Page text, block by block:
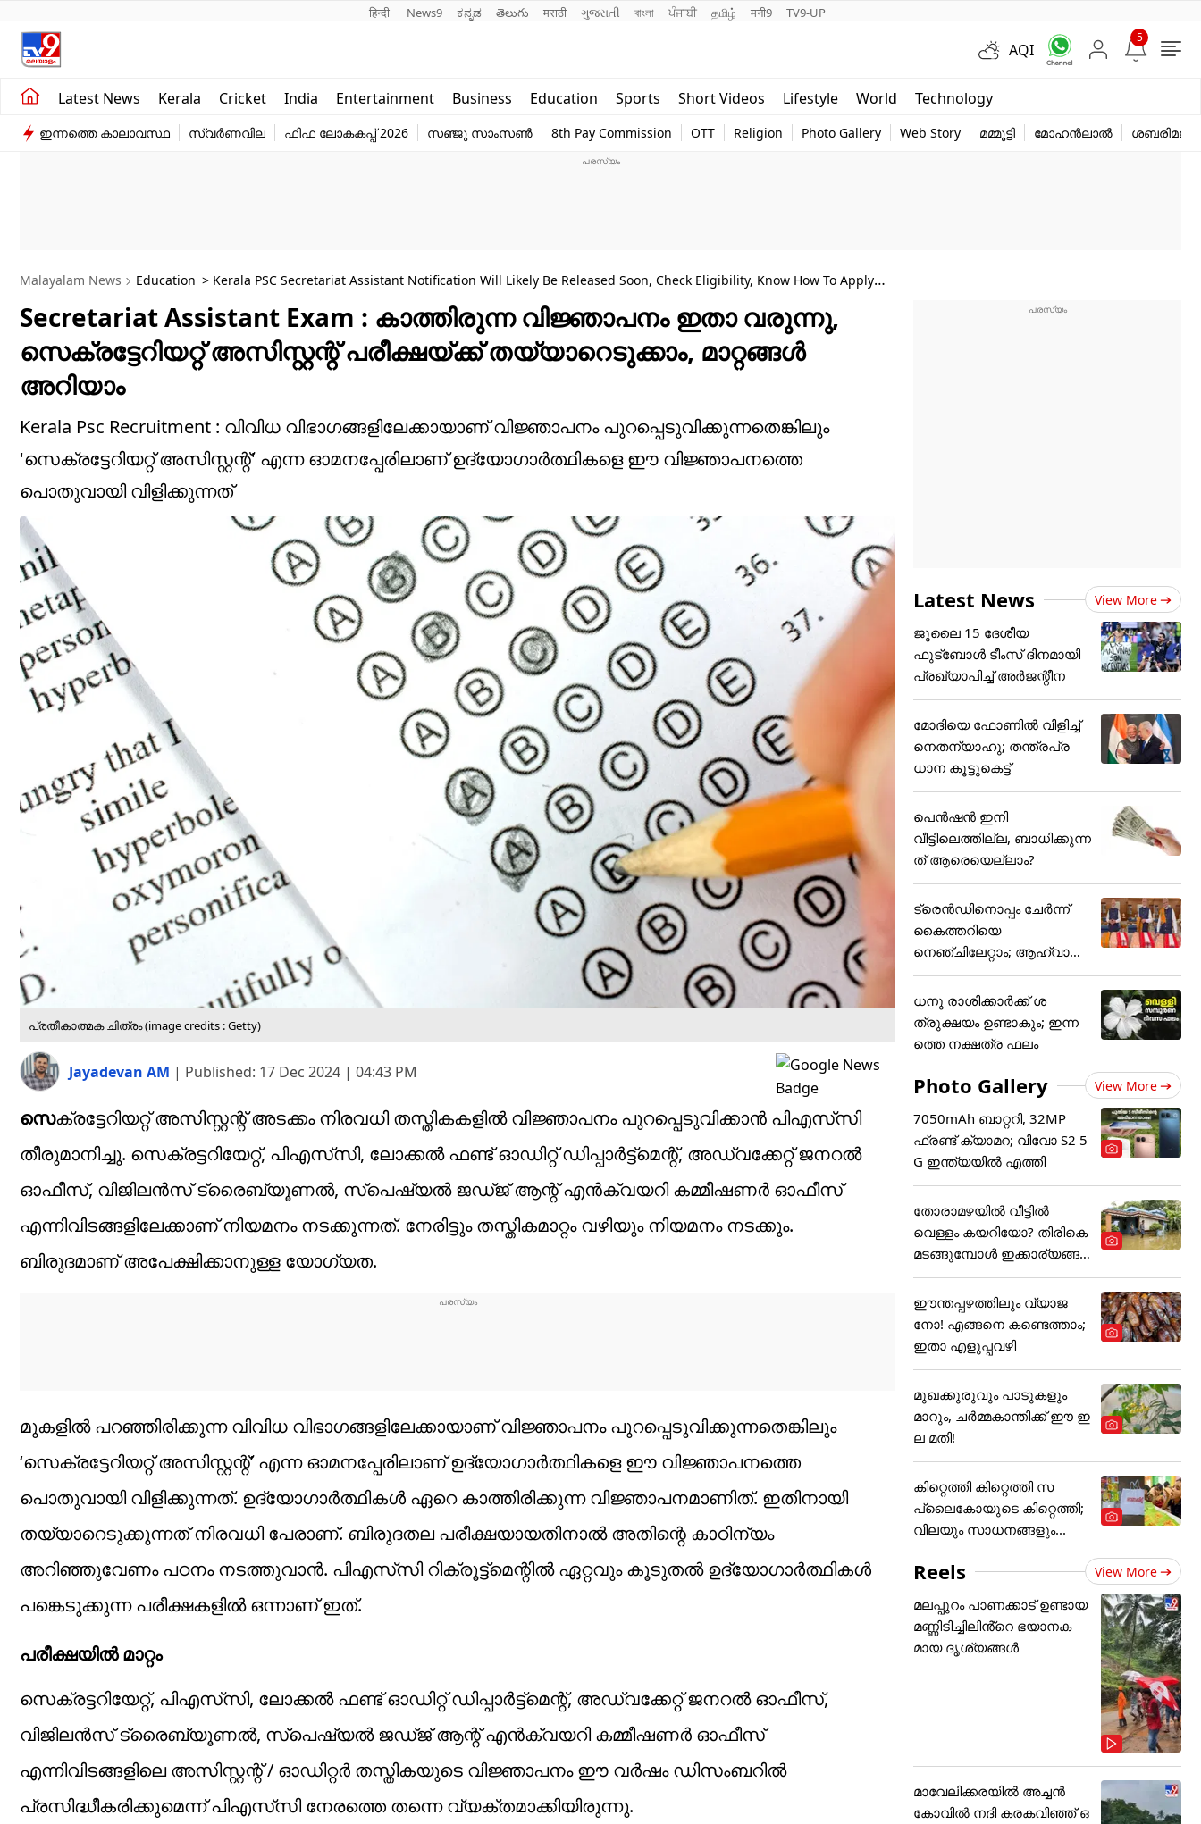
हिन्दी News9 ಕನ್ನಡ తెలుగు मराठी ગુજરાતી বাংলা ਪੰਜਾਬੀ தமிழ் मनी9 TV9-UP
AQI
5
Latest News Kerala Cricket India Entertainment Business Education Sports Short Videos Lifestyle World Technology
Kerala
India
Education
world
Web Story
ഇന്നത്തെ കാലാവസ്ഥ സ്വർണവില ഫിഫ ലോകകപ്പ് 2026 സഞ്ജു സാംസൺ 8th Pay Commission OTT Religion Photo Gallery Web Story മമ്മൂട്ടി മോഹൻലാൽ ശബരിമല
Malayalam News Education > Kerala PSC Secretariat Assistant Notification Will Likely Be Released Soon, Check Eligibility, Know How To Apply
Secretariat Assistant Exam : കാത്തിരുന്ന വിജ്ഞാപനം ഇതാ വരുന്നു,
സെക്രട്ടേറിയറ്റ് അസിസ്റ്റന്റ് പരീക്ഷയ്ക്ക് തയ്യാറെടുക്കാം, മാറ്റങ്ങള്‍
അറിയാം
Kerala Psc Recruitment : വിവിധ വിഭാഗങ്ങളിലേക്കായാണ് വിജ്ഞാപനം പുറപ്പെടുവിക്കുന്നതെങ്കിലും
'സെക്രട്ടേറിയറ്റ് അസിസ്റ്റന്റ്' എന്ന ഓമനപ്പേരിലാണ് ഉദ്യോഗാര്‍ത്ഥികളെ ഈ വിജ്ഞാപനത്തെ
പൊതുവായി വിളിക്കുന്നത്
പ്രതീകാത്മക ചിത്രം (image credits : Getty)
Jayadevan AM | Published: 17 Dec 2024 | 04:43 PM
സെക്രട്ടേറിയറ്റ് അസിസ്റ്റന്റ് അടക്കം നിരവധി തസ്തികകളില്‍ വിജ്ഞാപനം പുറപ്പെടുവിക്കാന്‍ പിഎസ്‌സി
തീരുമാനിച്ചു. സെക്രട്ടറിയേറ്റ്, പിഎസ്‌സി, ലോക്കൽ ഫണ്ട് ഓഡിറ്റ് ഡിപ്പാർട്ട്മെന്റ്, അഡ്വക്കേറ്റ് ജനറൽ
ഓഫീസ്, വിജിലൻസ് ട്രൈബ്യൂണൽ, സ്പെഷ്യൽ ജഡ്ജ് ആന്റ് എൻക്വയറി കമ്മീഷണർ ഓഫീസ്
എന്നിവിടങ്ങളിലേക്കാണ് നിയമനം നടക്കുന്നത്. നേരിട്ടും തസ്തികമാറ്റം വഴിയും നിയമനം നടക്കും.
ബിരുദമാണ് അപേക്ഷിക്കാനുള്ള യോഗ്യത.
മുകളില്‍ പറഞ്ഞിരിക്കുന്ന വിവിധ വിഭാഗങ്ങളിലേക്കായാണ് വിജ്ഞാപനം പുറപ്പെടുവിക്കുന്നതെങ്കിലും
‘സെക്രട്ടേറിയറ്റ് അസിസ്റ്റന്റ്’ എന്ന ഓമനപ്പേരിലാണ് ഉദ്യോഗാര്‍ത്ഥികളെ ഈ വിജ്ഞാപനത്തെ
പൊതുവായി വിളിക്കുന്നത്. ഉദ്യോഗാര്‍ത്ഥികള്‍ ഏറെ കാത്തിരിക്കുന്ന വിജ്ഞാപനമാണിത്. ഇതിനായി
തയ്യാറെടുക്കുന്നത് നിരവധി പേരാണ്. ബിരുദതല പരീക്ഷയായതിനാല്‍ അതിന്റെ കാഠിന്യം
അറിഞ്ഞുവേണം പഠനം നടത്തുവാന്‍. പിഎസ്‌സി റിക്രൂട്ട്‌മെന്റില്‍ ഏറ്റവും കൂടുതല്‍ ഉദ്യോഗാര്‍ത്ഥികള്‍
പങ്കെടുക്കുന്ന പരീക്ഷകളില്‍ ഒന്നാണ് ഇത്.
പരീക്ഷയില്‍ മാറ്റം
സെക്രട്ടറിയേറ്റ്, പിഎസ്‌സി, ലോക്കൽ ഫണ്ട് ഓഡിറ്റ് ഡിപ്പാർട്ട്മെന്റ്, അഡ്വക്കേറ്റ് ജനറൽ ഓഫീസ്,
വിജിലൻസ് ട്രൈബ്യൂണൽ, സ്പെഷ്യൽ ജഡ്ജ് ആന്റ് എൻക്വയറി കമ്മീഷണർ ഓഫീസ്
എന്നിവിടങ്ങളിലെ അസിസ്റ്റന്റ് / ഓഡിറ്റർ തസ്തികയുടെ വിജ്ഞാപനം ഈ വർഷം ഡിസംബറിൽ
പ്രസിദ്ധീകരിക്കുമെന്ന് പിഎസ്‌സി നേരത്തെ തന്നെ വ്യക്തമാക്കിയിരുന്നു.
Latest News View More
ജൂ​ലൈ 15 ദേശീയ
ഫുട്ബോൾ ടീംസ് ദിനമായി
പ്രഖ്യാപിച്ച് അ‌ർജന്റീന
മോദിയെ ഫോണിൽ വിളിച്ച്
നെതന്യാഹു; തന്ത്രപ്ര
ധാന കൂട്ടുകെട്ട്
പെൻഷൻ ഇനി
വീട്ടിലെത്തില്ല, ബാധിക്കുന്ന
ത് ആരെയെല്ലാം?
ട്രെന്‍ഡിനൊപ്പം ചേര്‍ന്ന്
കൈത്തറിയെ
നെഞ്ചിലേറ്റാം; ആഹ്വാനം
ചെയ്ത്
ധനു രാശിക്കാർക്ക് ശ
ത്രുക്ഷയം ഉണ്ടാകും; ഇന്ന
ത്തെ നക്ഷത്ര ഫലം
Photo Gallery View More
7050mAh ബാറ്ററി, 32MP
ഫ്രണ്ട് ക്യാമറ; വിവോ S2 5
G ഇന്ത്യയിൽ എത്തി
തോരാമഴയിൽ വീട്ടിൽ
വെള്ളം കയറിയോ? തിരികെ
മടങ്ങുമ്പോൾ ഇക്കാര്യങ്ങ
ൾ
ഈന്തപ്പഴത്തിലും വ്യാജ
നോ! എങ്ങനെ കണ്ടെത്താം;
ഇതാ എളുപ്പവഴി
മുഖക്കുരുവും പാടുകളും
മാറും, ചർമ്മകാന്തിക്ക് ഈ ഇ
ല മതി!
കിറ്റെത്തി കിറ്റെത്തി സ
പ്ലൈകോയുടെ കിറ്റെത്തി;
വിലയും സാധനങ്ങളും...
Reels View More
മലപ്പുറം പാണക്കാട് ഉണ്ടായ
മണ്ണിടിച്ചിലിൻ്റെ ഭയാനക
മായ ദൃശ്യങ്ങൾ
മാവേലിക്കരയിൽ അച്ചൻ
കോവിൽ നദി കരകവിഞ്ഞ് ഒ